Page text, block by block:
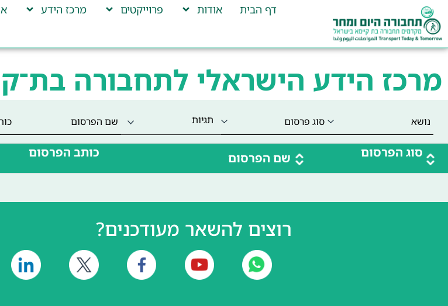
דף הבית אודות פרוייקטים מרכז הידע
מרכז הידע הישראלי לתחבורה
תגיות
סוג הפרסום שם הפרסום כותב הפרסום
רוצים להשאר מעודכנים?